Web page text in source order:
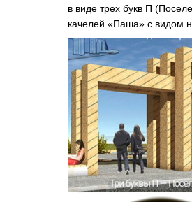
в виде трех букв П
качелей «Паша» с видом